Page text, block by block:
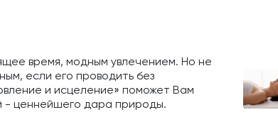
время, модным увлечением. Но не
если его проводить без
и исцеление» поможет Вам
- ценнейшего дара природы.